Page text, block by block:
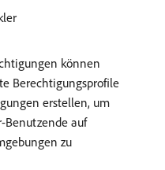
können
Berechtigungsprofile
erstellen, um
Benutzende auf
zu